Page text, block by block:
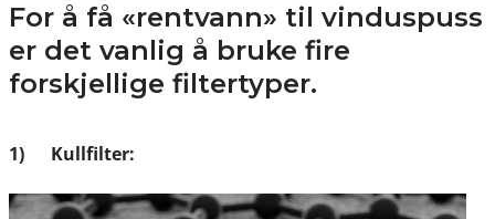
For å få «rentvann» til vinduspuss
er det vanlig å bruke fire
forskjellige filtertyper.
1) Kullfilter: